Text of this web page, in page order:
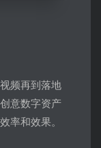
频再到落地
意数字资产
率和效果。